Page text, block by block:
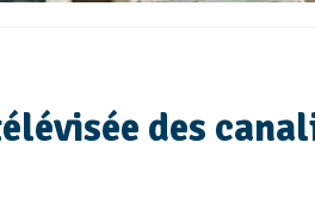
des